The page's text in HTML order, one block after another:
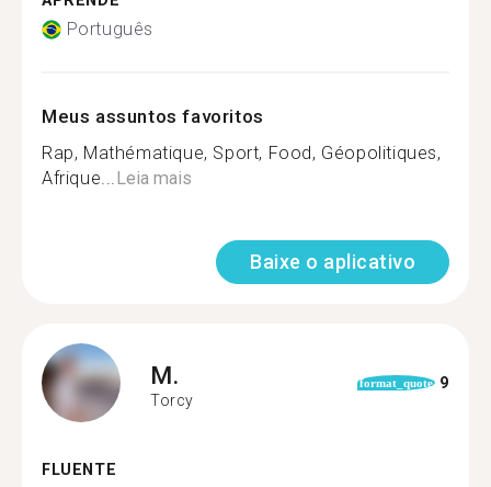
Português
Meus assuntos favoritos
Rap, Mathématique, Sport, Food, Géopolitiques,
Afrique...Leia mais
Baixe o aplicativo
M.
Torcy
format_quote 9
FLUENTE